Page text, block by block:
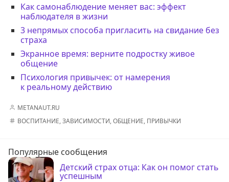
Как самонаблюдение меняет вас: эффект
наблюдателя в жизни
3 непрямых способа пригласить на свидание без
страха
Экранное время: верните подростку живое
общение
Психология привычек: от намерения
к реальному действию
METANAUT.RU
ВОСПИТАНИЕ,ЗАВИСИМОСТИ,ОБЩЕНИЕ, ПРИВЫЧКИ
Популярные сообщения
Детский страх отца: Как он помог стать
успешным